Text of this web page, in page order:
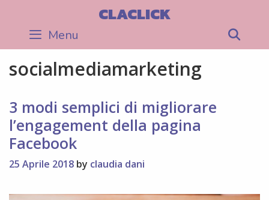
content
CLACLICK
Menu
socialmediamarketing
3 modi semplici di migliorare
l’engagement della pagina
Facebook
25 Aprile 2018 by claudia dani